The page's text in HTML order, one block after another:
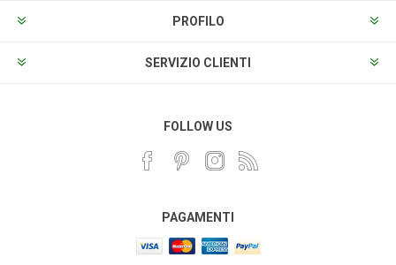
PROFILO
SERVIZIO CLIENTI
FOLLOW US
PAGAMENTI